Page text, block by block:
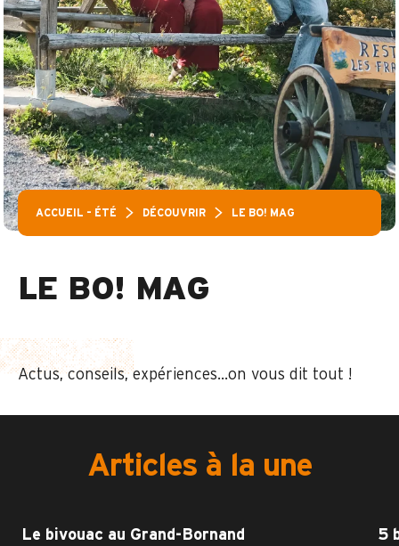
ACCUEIL – ÉTÉ DÉCOUVRIR LE BO! MAG
LE BO! MAG
Actus, conseils, expériences…on vous dit tout !
Articles à la une
Le bivouac au Grand-Bornand
5